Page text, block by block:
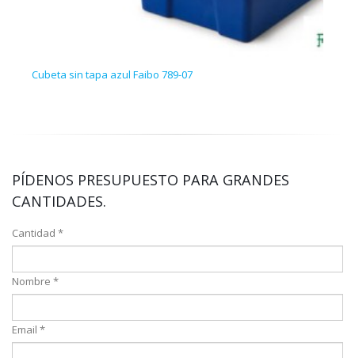
Cubeta sin tapa azul Faibo 789-07
PÍDENOS PRESUPUESTO PARA GRANDES
CANTIDADES.
Cantidad *
Nombre *
Email *